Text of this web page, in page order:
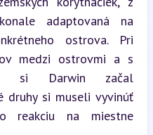
adaptovaná na
ostrova. Pri
medzi ostrovmi a s
si Darwin začal
druhy si museli vyvinúť
reakciu na miestne